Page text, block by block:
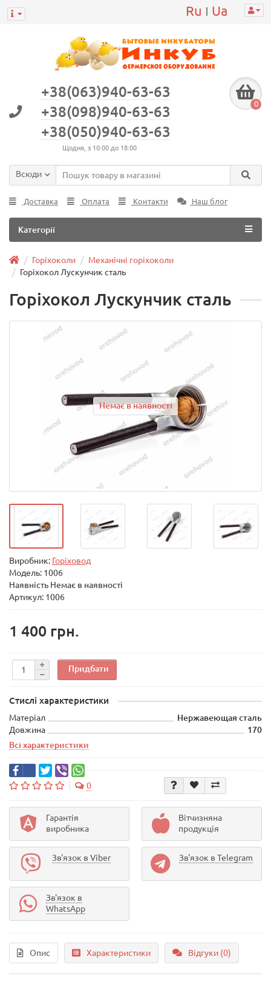
Ru | Ua
+38(063)940-63-63
+38(098)940-63-63
+38(050)940-63-63
Щодня, з 10:00 до 18:00
0
Всюди
Доставка Оплата Контакти Наш блог
Категорії
Горіхоколи
Механічні горіхоколи
Горіхокол Лускунчик сталь
Горіхокол Лускунчик сталь
Немає в наявності
Виробник: Горіховод
Модель: 1006
Наявність Немає в наявності
Артикул: 1006
1 400 грн.
Придбати
Стислі характеристики
Матеріал
Нержавеющая сталь
Довжина
170
Всі характеристики
0
Гарантія
виробника
Вітчизняна
продукція
Зв'язок в Viber Зв'язок в Telegram
Зв'язок в
WhatsApp
Опис Характеристики Відгуки (0)